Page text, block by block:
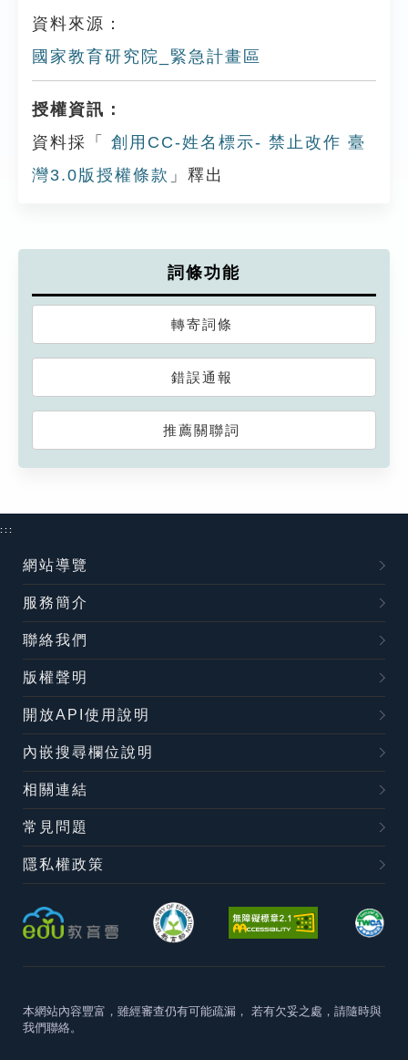
資料來源：
國家教育研究院_緊急計畫區
授權資訊：
資料採「
創用CC-姓名標示- 禁止改作 臺
灣3.0版授權條款 」釋出
詞條功能
轉寄詞條
錯誤通報
推薦關聯詞
:::
網站導覽
服務簡介
聯絡我們
版權聲明
開放API使用說明
內嵌搜尋欄位說明
相關連結
常見問題
隱私權政策
本網站內容豐富，雖經審查仍有可能疏漏， 若有欠妥之處，請隨時與
我們聯絡。